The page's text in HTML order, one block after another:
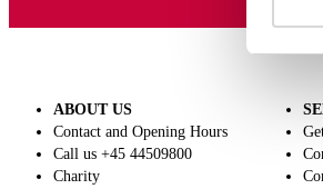
ABOUT US
Contact and Opening Hours
Call us +45 44509800
Charity